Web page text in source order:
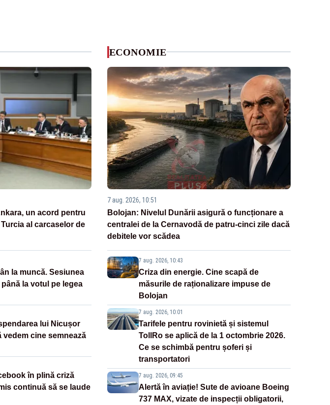
un acord pentru
al carcaselor de
la muncă. Sesiunea
la votul pe legea
lui Nicușor
vedem cine semnează
în plină criză
continuă să se laude
ECONOMIE
7 aug. 2026, 10:51
Bolojan: Nivelul Dunării asigură o funcționare a
centralei de la Cernavodă de patru-cinci zile dacă
debitele vor scădea
7 aug. 2026, 10:43
Criza din energie. Cine scapă de
măsurile de raționalizare impuse de
Bolojan
7 aug. 2026, 10:01
Tarifele pentru rovinietă și sistemul
TollRo se aplică de la 1 octombrie 2026.
Ce se schimbă pentru șoferi și
transportatori
7 aug. 2026, 09:45
Alertă în aviație! Sute de avioane Boeing
737 MAX, vizate de inspecții obligatorii,